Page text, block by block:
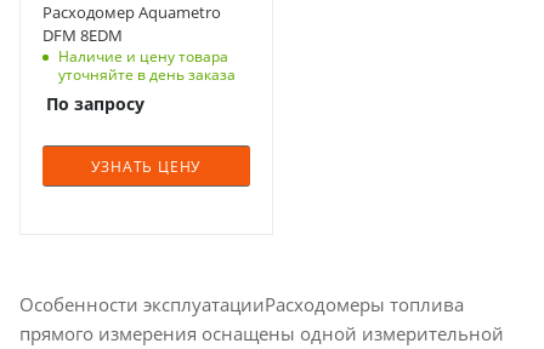
Расходомер Aquametro
DFM 8EDM
Наличие и цену товара
уточняйте в день заказа
По запросу
УЗНАТЬ ЦЕНУ
Особенности эксплуатацииРасходомеры топлива
прямого измерения оснащены одной измерительной